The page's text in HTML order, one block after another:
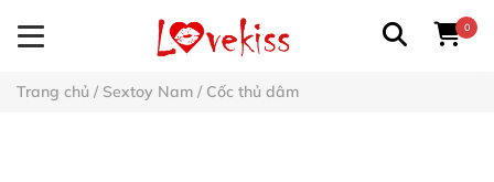
0
Trang chủ / Sextoy Nam / Cốc thủ dâm